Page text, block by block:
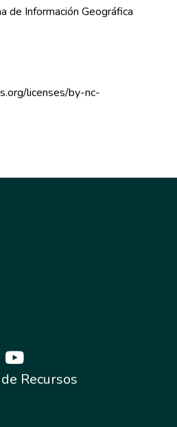
de Información Geográfica
licenses/by-nc-
Recursos